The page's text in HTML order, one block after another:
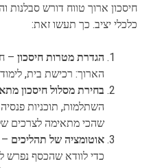
חיסכון ארוך טווח דורש סבלנות
כלכלי יציב. כך תעשו זאת:
הגדרת מטרות חיסכון –
הארוך: רכישת בית,
בחירת מסלול חיסכון
השתלמות, תוכניות
שהכי מתאימה לצרכים
אוטומציה של תהליכים –
כדי לוודא שהכסף נפרש